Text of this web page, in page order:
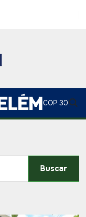
COP 30
Buscar